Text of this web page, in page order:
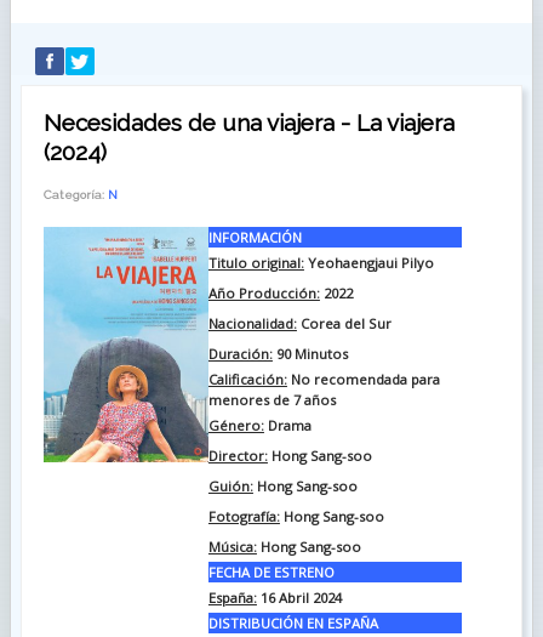
Necesidades de una viajera - La viajera
(2024)
Categoría: N
INFORMACIÓN
Titulo original:Yeohaengjaui Pilyo
Año Producción:2022
Nacionalidad:Corea del Sur
Duración:90 Minutos
Calificación:No recomendada para
menores de 7 años
Género:Drama
Director:Hong Sang-soo
Guión:Hong Sang-soo
Fotografía:Hong Sang-soo
Música:Hong Sang-soo
FECHA DE ESTRENO
España:16 Abril 2024
DISTRIBUCIÓN EN ESPAÑA